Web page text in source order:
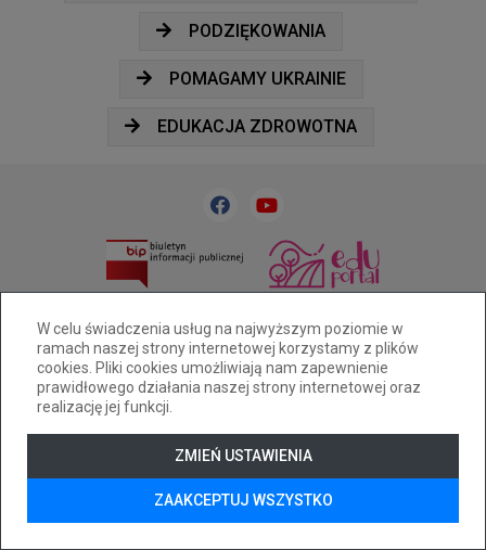
W celu świadczenia usług na najwyższym poziomie w
ramach naszej strony internetowej korzystamy z plików
cookies. Pliki cookies umożliwiają nam zapewnienie
prawidłowego działania naszej strony internetowej oraz
realizację jej funkcji.
ZMIEŃ USTAWIENIA
ZAAKCEPTUJ WSZYSTKO
PODZIĘKOWANIA
POMAGAMY UKRAINIE
EDUKACJA ZDROWOTNA
Bielsko-Biała, ul. Cieszyńska 393
Deklaracja dostępności
Tryb wysokiego kontrastu
WizjaNetWszystkie prawa zastrzeżone.